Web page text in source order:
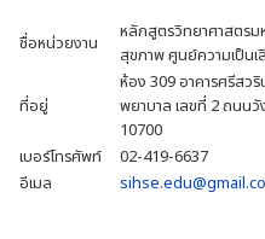
ชื่อหน่วยงาน
หลักสูตรวิทยาศาสตรม
สุขภาพ ศูนย์ความเป็น
ที่อยู่
ห้อง 309 อาคารศรีสว
พยาบาล เลขที่ 2 ถนน
10700
เบอร์โทรศัพท์
02-419-6637
อีเมล